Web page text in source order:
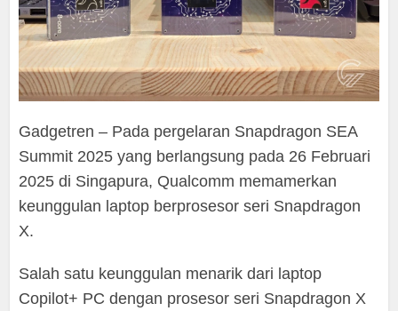
Gadgetren – Pada pergelaran Snapdragon SEA
Summit 2025 yang berlangsung pada 26 Februari
2025 di Singapura, Qualcomm memamerkan
keunggulan laptop berprosesor seri Snapdragon
X.
Salah satu keunggulan menarik dari laptop
Copilot+ PC dengan prosesor seri Snapdragon X